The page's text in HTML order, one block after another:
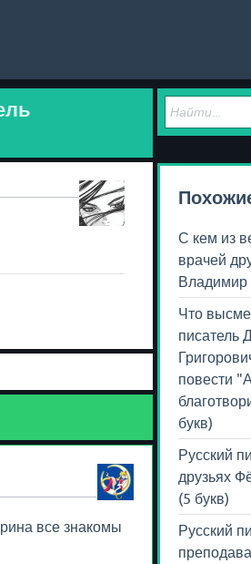
все знакомы
С кем из
врачей
Владимир
Что
писатель
повести
букв)
Русский
друзьях
(5 букв)
Русский